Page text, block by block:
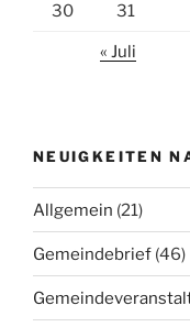
30 31
« Juli
NEUIGKEITEN
Allgemein (21)
Gemeindebrief (46)